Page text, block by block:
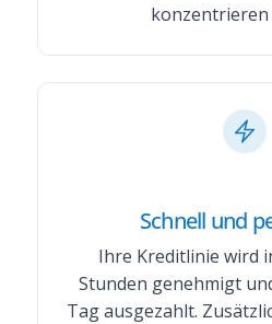
konzentrieren
Schnell und
Ihre Kreditlinie wird
Stunden genehmigt
Tag ausgezahlt.